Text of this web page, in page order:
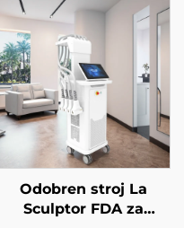
Odobren stroj La
Sculptor FDA za